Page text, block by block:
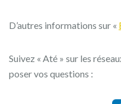
D’autres informations sur «
Suivez « Até » sur les
poser vos questions :